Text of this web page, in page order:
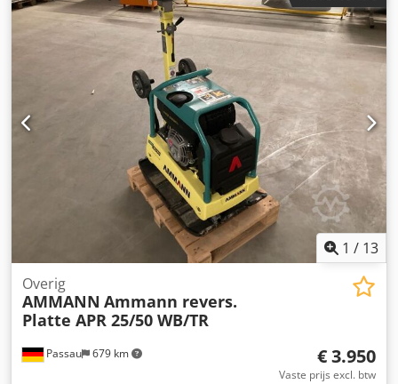
diesel Gewicht machine: 284 kg Codpfozkzzbsx Am Eerf
Verdichtingsbreedte: 600 mm
1 / 13
Passau 679 km
Overig
AMMANN Ammann revers.
Platte APR 25/50 WB/TR
€ 3.950
Vaste prijs excl. btw